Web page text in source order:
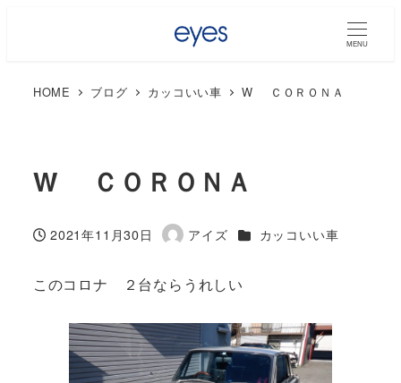
MENU
HOME ブログ カッコいい車 W ＣＯＲＯＮＡ
W ＣＯＲＯＮＡ
投稿日
2021年11月30日
著
アイズ カテゴリー
カッコいい車
このコロナ ２台ならうれしい